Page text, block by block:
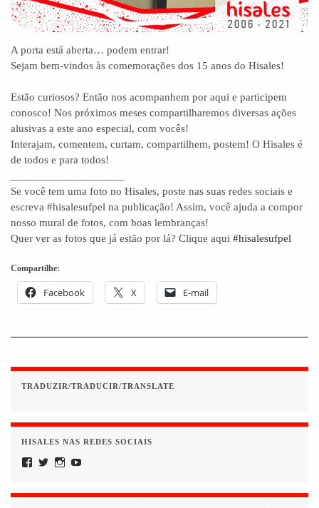
A porta está aberta… podem entrar!
Sejam bem-vindos às comemorações dos 15 anos do Hisales!
Estão curiosos? Então nos acompanhem por aqui e participem
conosco! Nos próximos meses compartilharemos diversas ações
alusivas a este ano especial, com vocês!
Interajam, comentem, curtam, compartilhem, postem! O Hisales é
de todos e para todos!
Se você tem uma foto no Hisales, poste nas suas redes sociais e
escreva #hisalesufpel na publicação! Assim, você ajuda a compor
nosso mural de fotos, com boas lembranças!
Quer ver as fotos que já estão por lá? Clique aqui #hisalesufpel
Compartilhe:
Facebook X E-mail
TRADUZIR/TRADUCIR/TRANSLATE
HISALES NAS REDES SOCIAIS
Facebook
TwitterInstagram